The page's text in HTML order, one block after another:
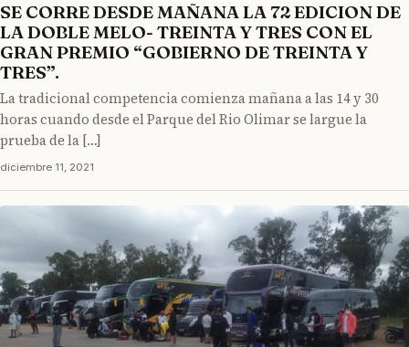
SE CORRE DESDE MAÑANA LA 72 EDICION DE
LA DOBLE MELO- TREINTA Y TRES CON EL
GRAN PREMIO “GOBIERNO DE TREINTA Y
TRES”.
La tradicional competencia comienza mañana a las 14 y 30
horas cuando desde el Parque del Rio Olimar se largue la
prueba de la […]
diciembre 11, 2021